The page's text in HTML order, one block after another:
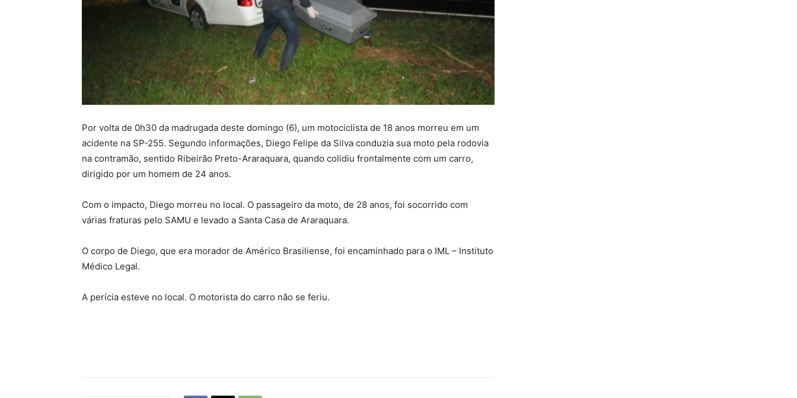
Por volta de 0h30 da madrugada deste domingo (6), um motociclista de 18 anos morreu em um
acidente na SP-255. Segundo informações, Diego Felipe da Silva conduzia sua moto pela rodovia
na contramão, sentido Ribeirão Preto-Araraquara, quando colidiu frontalmente com um carro,
dirigido por um homem de 24 anos.
Com o impacto, Diego morreu no local. O passageiro da moto, de 28 anos, foi socorrido com
várias fraturas pelo SAMU e levado a Santa Casa de Araraquara.
O corpo de Diego, que era morador de Américo Brasiliense, foi encaminhado para o IML – Instituto
Médico Legal.
A perícia esteve no local. O motorista do carro não se feriu.